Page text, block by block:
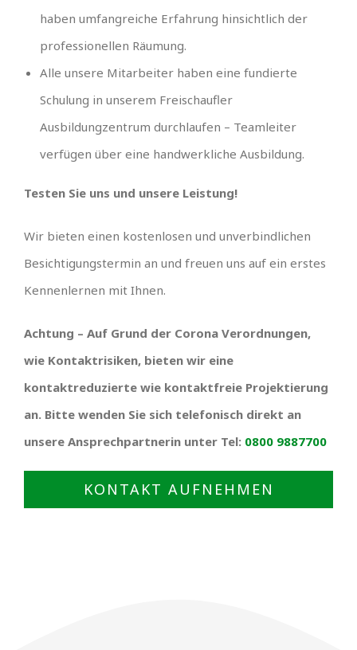
haben umfangreiche Erfahrung hinsichtlich der
professionellen Räumung.
Alle unsere Mitarbeiter haben eine fundierte
Schulung in unserem Freischaufler
Ausbildungzentrum durchlaufen – Teamleiter
verfügen über eine handwerkliche Ausbildung.
Testen Sie uns und unsere Leistung!
Wir bieten einen kostenlosen und unverbindlichen
Besichtigungstermin an und freuen uns auf ein erstes
Kennenlernen mit Ihnen.
Achtung – Auf Grund der Corona Verordnungen,
wie Kontaktrisiken, bieten wir eine
kontaktreduzierte wie kontaktfreie Projektierung
an. Bitte wenden Sie sich telefonisch direkt an
unsere Ansprechpartnerin unter Tel: 0800 9887700
KONTAKT AUFNEHMEN